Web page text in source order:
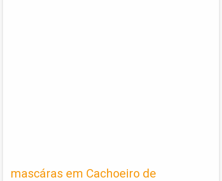
mascáras em Cachoeiro de